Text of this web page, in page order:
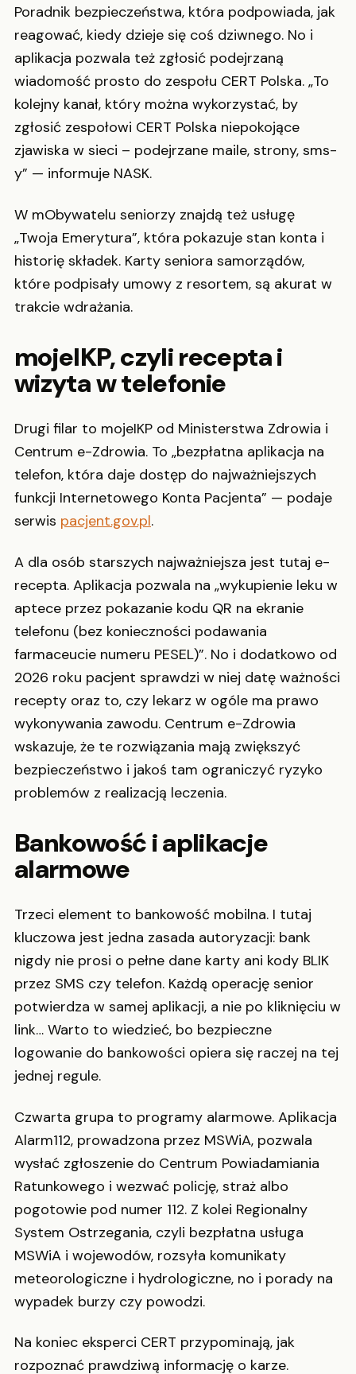
Poradnik bezpieczeństwa, która podpowiada, jak
reagować, kiedy dzieje się coś dziwnego. No i
aplikacja pozwala też zgłosić podejrzaną
wiadomość prosto do zespołu CERT Polska. „To
kolejny kanał, który można wykorzystać, by
zgłosić zespołowi CERT Polska niepokojące
zjawiska w sieci – podejrzane maile, strony, sms-
y” — informuje NASK.
W mObywatelu seniorzy znajdą też usługę
„Twoja Emerytura”, która pokazuje stan konta i
historię składek. Karty seniora samorządów,
które podpisały umowy z resortem, są akurat w
trakcie wdrażania.
mojeIKP, czyli recepta i
wizyta w telefonie
Drugi filar to mojeIKP od Ministerstwa Zdrowia i
Centrum e-Zdrowia. To „bezpłatna aplikacja na
telefon, która daje dostęp do najważniejszych
funkcji Internetowego Konta Pacjenta” — podaje
serwis pacjent.gov.pl.
A dla osób starszych najważniejsza jest tutaj e-
recepta. Aplikacja pozwala na „wykupienie leku w
aptece przez pokazanie kodu QR na ekranie
telefonu (bez konieczności podawania
farmaceucie numeru PESEL)”. No i dodatkowo od
2026 roku pacjent sprawdzi w niej datę ważności
recepty oraz to, czy lekarz w ogóle ma prawo
wykonywania zawodu. Centrum e-Zdrowia
wskazuje, że te rozwiązania mają zwiększyć
bezpieczeństwo i jakoś tam ograniczyć ryzyko
problemów z realizacją leczenia.
Bankowość i aplikacje
alarmowe
Trzeci element to bankowość mobilna. I tutaj
kluczowa jest jedna zasada autoryzacji: bank
nigdy nie prosi o pełne dane karty ani kody BLIK
przez SMS czy telefon. Każdą operację senior
potwierdza w samej aplikacji, a nie po kliknięciu w
link… Warto to wiedzieć, bo bezpieczne
logowanie do bankowości opiera się raczej na tej
jednej regule.
Czwarta grupa to programy alarmowe. Aplikacja
Alarm112, prowadzona przez MSWiA, pozwala
wysłać zgłoszenie do Centrum Powiadamiania
Ratunkowego i wezwać policję, straż albo
pogotowie pod numer 112. Z kolei Regionalny
System Ostrzegania, czyli bezpłatna usługa
MSWiA i wojewodów, rozsyła komunikaty
meteorologiczne i hydrologiczne, no i porady na
wypadek burzy czy powodzi.
Na koniec eksperci CERT przypominają, jak
rozpoznać prawdziwą informację o karze.